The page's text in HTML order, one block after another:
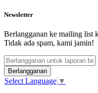
Newsletter
Berlangganan ke mailing list
Tidak ada spam, kami jamin!
Berlangganan
Select Language ▼